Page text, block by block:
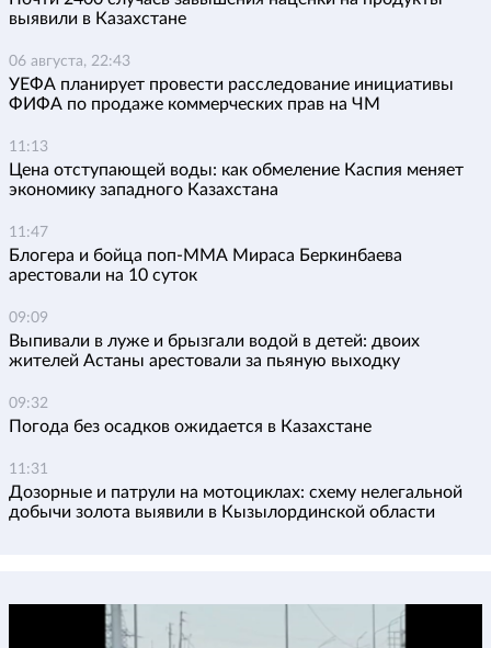
выявили в Казахстане
06 августа, 22:43
УЕФА планирует провести расследование инициативы
ФИФА по продаже коммерческих прав на ЧМ
11:13
Цена отступающей воды: как обмеление Каспия меняет
экономику западного Казахстана
11:47
Блогера и бойца поп-ММА Мираса Беркинбаева
арестовали на 10 суток
09:09
Выпивали в луже и брызгали водой в детей: двоих
жителей Астаны арестовали за пьяную выходку
09:32
Погода без осадков ожидается в Казахстане
11:31
Дозорные и патрули на мотоциклах: схему нелегальной
добычи золота выявили в Кызылординской области